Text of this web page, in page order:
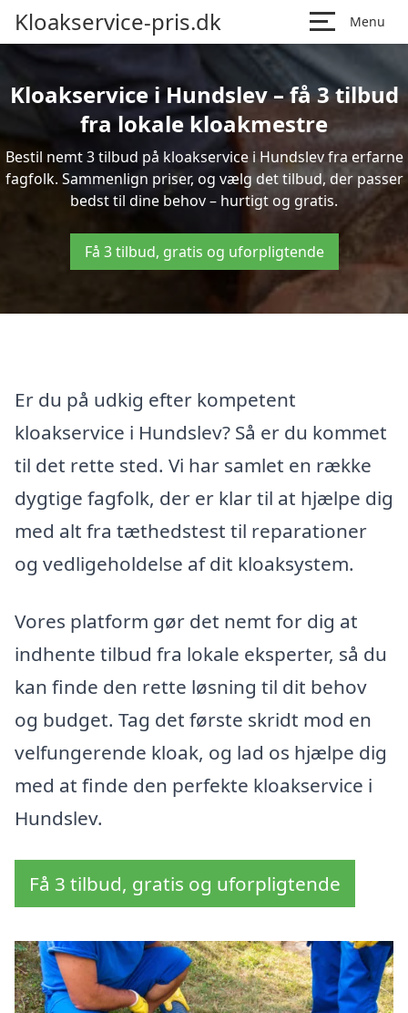
Kloakservice-pris.dk Menu
Kloakservice i Hundslev – få 3 tilbud
fra lokale kloakmestre
Bestil nemt 3 tilbud på kloakservice i Hundslev fra erfarne
fagfolk. Sammenlign priser, og vælg det tilbud, der passer
bedst til dine behov – hurtigt og gratis.
Få 3 tilbud, gratis og uforpligtende
Er du på udkig efter kompetent
kloakservice i Hundslev? Så er du kommet
til det rette sted. Vi har samlet en række
dygtige fagfolk, der er klar til at hjælpe dig
med alt fra tæthedstest til reparationer
og vedligeholdelse af dit kloaksystem.
Vores platform gør det nemt for dig at
indhente tilbud fra lokale eksperter, så du
kan finde den rette løsning til dit behov
og budget. Tag det første skridt mod en
velfungerende kloak, og lad os hjælpe dig
med at finde den perfekte kloakservice i
Hundslev.
Få 3 tilbud, gratis og uforpligtende